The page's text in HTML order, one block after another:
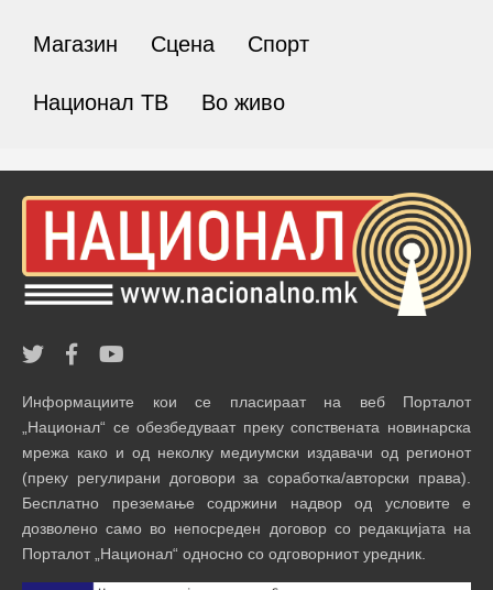
Магазин Сцена Спорт
Национал ТВ Во живо
Информациите кои се пласираат на веб Порталот
„Национал“ се обезбедуваат преку сопствената новинарска
мрежа како и од неколку медиумски издавачи од регионот
(преку регулирани договори за соработка/авторски права).
Бесплатно преземање содржини надвор од условите е
дозволено само во непосреден договор со редакцијата на
Порталот „Национал“ односно со одговорниот уредник.